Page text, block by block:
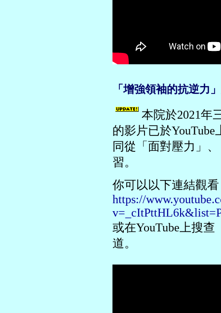
「增強領袖的抗逆力
本院於2021年
的影片已於
同從「面對壓力」
習。
你可以以下連結觀
https://
或在YouTube上搜
道。